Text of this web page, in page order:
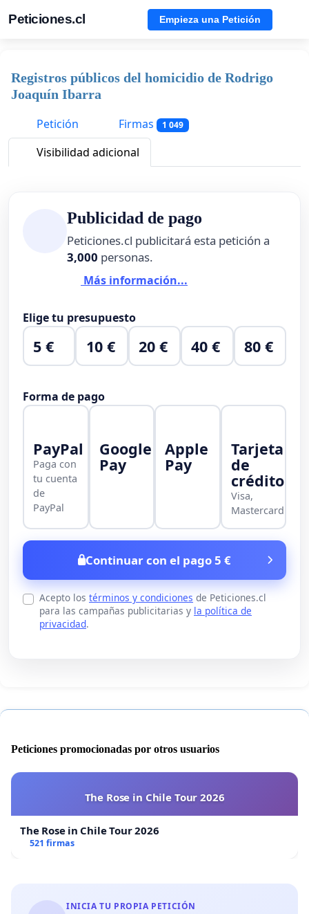
Peticiones.cl Empieza una Petición
Registros públicos del homicidio de Rodrigo
Joaquín Ibarra
Petición
Firmas 1 049
Visibilidad adicional
Publicidad de pago
Peticiones.cl publicitará esta petición a
3,000 personas.
Más información...
Elige tu presupuesto
5 € 10 € 20 € 40 € 80 €
Forma de pago
PayPal
Paga con
tu cuenta
de
PayPal
Google
Pay
Apple
Pay
Tarjeta
de
crédito
Visa,
Mastercard
Continuar con el pago 5 €
Acepto los términos y condiciones de Peticiones.cl
para las campañas publicitarias y la política de
privacidad.
Peticiones promocionadas por otros usuarios
The Rose in Chile Tour 2026
The Rose in Chile Tour 2026
521 firmas
INICIA TU PROPIA PETICIÓN